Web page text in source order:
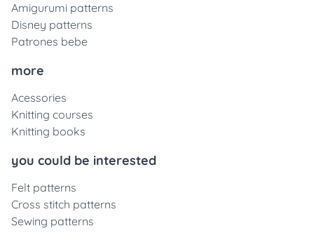
Amigurumi patterns
Disney patterns
Patrones bebe
more
Acessories
Knitting courses
Knitting books
you could be interested
Felt patterns
Cross stitch patterns
Sewing patterns